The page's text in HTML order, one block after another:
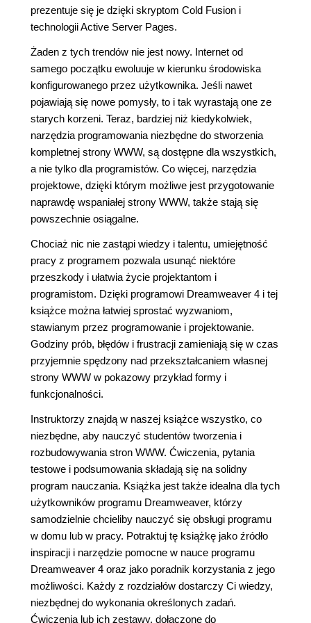
prezentuje się je dzięki skryptom Cold Fusion i
technologii Active Server Pages.
Żaden z tych trendów nie jest nowy. Internet od
samego początku ewoluuje w kierunku środowiska
konfigurowanego przez użytkownika. Jeśli nawet
pojawiają się nowe pomysły, to i tak wyrastają one ze
starych korzeni. Teraz, bardziej niż kiedykolwiek,
narzędzia programowania niezbędne do stworzenia
kompletnej strony WWW, są dostępne dla wszystkich,
a nie tylko dla programistów. Co więcej, narzędzia
projektowe, dzięki którym możliwe jest przygotowanie
naprawdę wspaniałej strony WWW, także stają się
powszechnie osiągalne.
Chociaż nic nie zastąpi wiedzy i talentu, umiejętność
pracy z programem pozwala usunąć niektóre
przeszkody i ułatwia życie projektantom i
programistom. Dzięki programowi Dreamweaver 4 i tej
książce można łatwiej sprostać wyzwaniom,
stawianym przez programowanie i projektowanie.
Godziny prób, błędów i frustracji zamieniają się w czas
przyjemnie spędzony nad przekształcaniem własnej
strony WWW w pokazowy przykład formy i
funkcjonalności.
Instruktorzy znajdą w naszej książce wszystko, co
niezbędne, aby nauczyć studentów tworzenia i
rozbudowywania stron WWW. Ćwiczenia, pytania
testowe i podsumowania składają się na solidny
program nauczania. Książka jest także idealna dla tych
użytkowników programu Dreamweaver, którzy
samodzielnie chcieliby nauczyć się obsługi programu
w domu lub w pracy. Potraktuj tę książkę jako źródło
inspiracji i narzędzie pomocne w nauce programu
Dreamweaver 4 oraz jako poradnik korzystania z jego
możliwości. Każdy z rozdziałów dostarczy Ci wiedzy,
niezbędnej do wykonania określonych zadań.
Ćwiczenia lub ich zestawy, dołączone do